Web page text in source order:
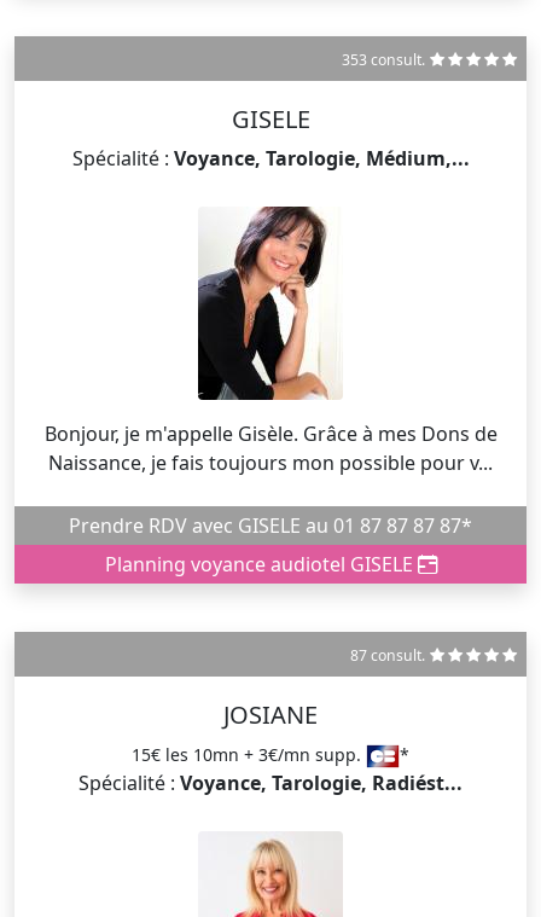
353 consult.
GISELE
Spécialité : Voyance, Tarologie, Médium,...
Bonjour, je m'appelle Gisèle. Grâce à mes Dons de
Naissance, je fais toujours mon possible pour v...
Prendre RDV avec GISELE au 01 87 87 87 87*
Planning voyance audiotel GISELE
87 consult.
JOSIANE
15€ les 10mn + 3€/mn supp. *
Spécialité : Voyance, Tarologie, Radiést...